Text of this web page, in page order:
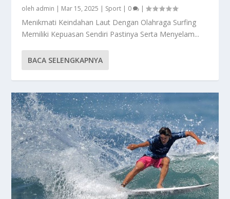
oleh admin | Mar 15, 2025 | Sport | 0 |
Menikmati Keindahan Laut Dengan Olahraga Surfing
Memiliki Kepuasan Sendiri Pastinya Serta Menyelam...
BACA SELENGKAPNYA